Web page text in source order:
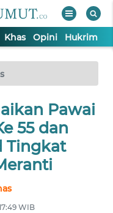
Khas Opini Hukrim
Pawai
55 dan
Tingkat
WIB